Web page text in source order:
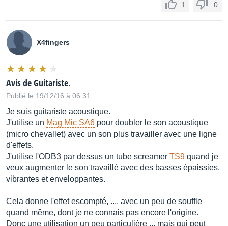
1 0
X4fingers
Avis de Guitariste.
Publié le 19/12/16 à 06:31
Je suis guitariste acoustique.
J'utilise un Mag Mic SA6 pour doubler le son acoustique
(micro chevallet) avec un son plus travailler avec une ligne
d'effets.
J'utilise l'ODB3 par dessus un tube screamer TS9 quand je
veux augmenter le son travaillé avec des basses épaissies,
vibrantes et enveloppantes.
Cela donne l'effet escompté, .... avec un peu de souffle
quand même, dont je ne connais pas encore l'origine.
Donc une utilisation un peu particulière ... mais qui peut